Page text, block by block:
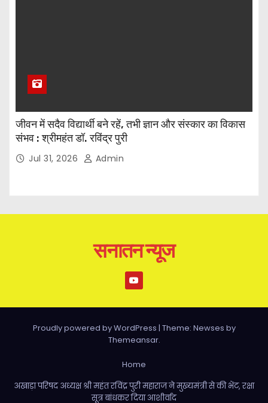
जीवन में सदैव विद्यार्थी बने रहें, तभी ज्ञान और संस्कार का विकास
संभव : श्रीमहंत डॉ. रविंद्र पुरी
Jul 31, 2026 Admin
सनातन न्यूज
Proudly powered by WordPress | Theme: Newses by
Themeansar.
Home
अखाड़ा परिषद अध्यक्ष श्री महंत रविंद्र पुरी महाराज ने मुख्यमंत्री से की भेंट, रक्षा
सूत्र बांधकर दिया आशीर्वाद